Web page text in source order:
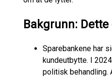
Bakgrunn:
Sparebankene har
kundeutbytte. I
politisk behandling.